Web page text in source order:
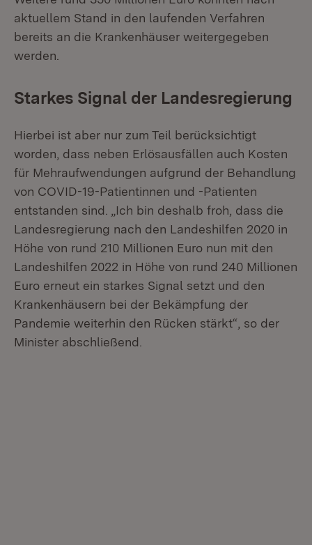
aktuellem Stand in den laufenden Verfahren
bereits an die Krankenhäuser weitergegeben
werden.
Starkes Signal der Landesregierung
Hierbei ist aber nur zum Teil berücksichtigt
worden, dass neben Erlösausfällen auch Kosten
für Mehraufwendungen aufgrund der Behandlung
von COVID-19-Patientinnen und -Patienten
entstanden sind. „Ich bin deshalb froh, dass die
Landesregierung nach den Landeshilfen 2020 in
Höhe von rund 210 Millionen Euro nun mit den
Landeshilfen 2022 in Höhe von rund 240 Millionen
Euro erneut ein starkes Signal setzt und den
Krankenhäusern bei der Bekämpfung der
Pandemie weiterhin den Rücken stärkt“, so der
Minister abschließend.